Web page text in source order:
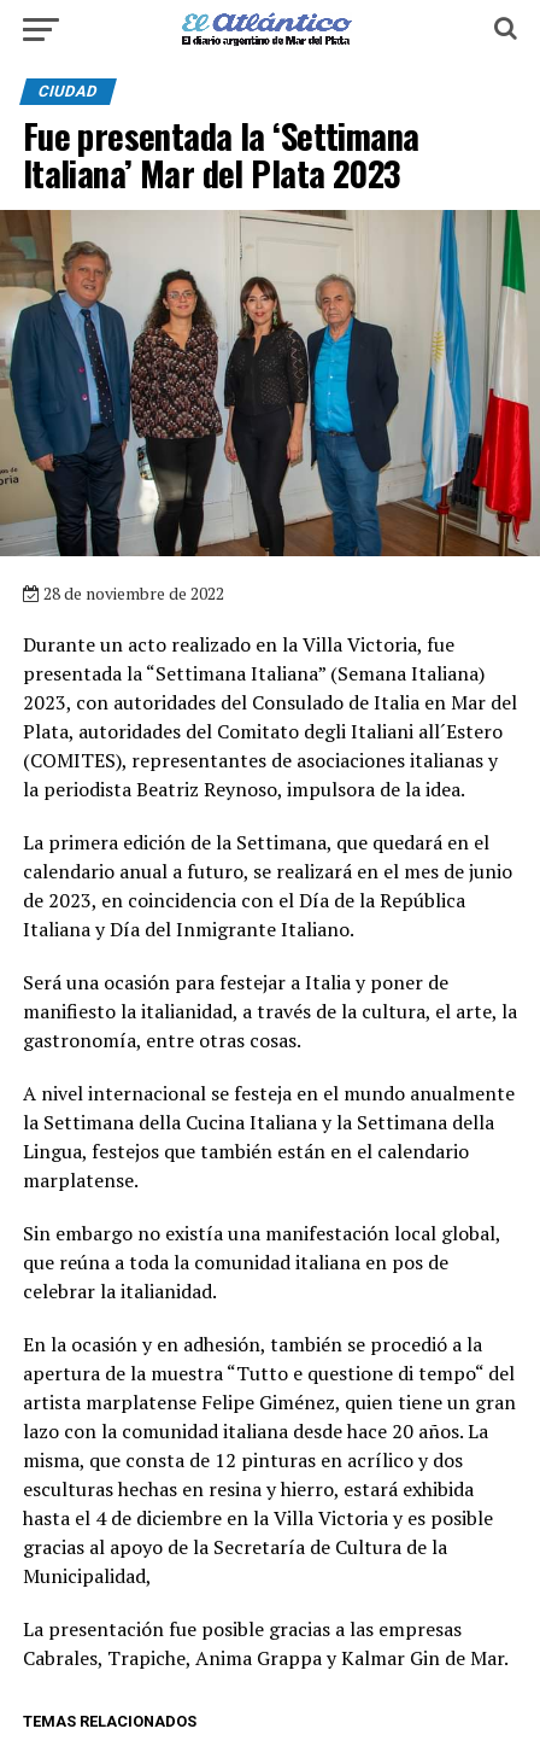
CIUDAD
Fue presentada la ‘Settimana
Italiana’ Mar del Plata 2023
28 de noviembre de 2022
Durante un acto realizado en la Villa Victoria, fue
presentada la “Settimana Italiana” (Semana Italiana)
2023, con autoridades del Consulado de Italia en Mar del
Plata, autoridades del Comitato degli Italiani all´Estero
(COMITES), representantes de asociaciones italianas y
la periodista Beatriz Reynoso, impulsora de la idea.
La primera edición de la Settimana, que quedará en el
calendario anual a futuro, se realizará en el mes de junio
de 2023, en coincidencia con el Día de la República
Italiana y Día del Inmigrante Italiano.
Será una ocasión para festejar a Italia y poner de
manifiesto la italianidad, a través de la cultura, el arte, la
gastronomía, entre otras cosas.
A nivel internacional se festeja en el mundo anualmente
la Settimana della Cucina Italiana y la Settimana della
Lingua, festejos que también están en el calendario
marplatense.
Sin embargo no existía una manifestación local global,
que reúna a toda la comunidad italiana en pos de
celebrar la italianidad.
En la ocasión y en adhesión, también se procedió a la
apertura de la muestra “Tutto e questione di tempo“ del
artista marplatense Felipe Giménez, quien tiene un gran
lazo con la comunidad italiana desde hace 20 años. La
misma, que consta de 12 pinturas en acrílico y dos
esculturas hechas en resina y hierro, estará exhibida
hasta el 4 de diciembre en la Villa Victoria y es posible
gracias al apoyo de la Secretaría de Cultura de la
Municipalidad,
La presentación fue posible gracias a las empresas
Cabrales, Trapiche, Anima Grappa y Kalmar Gin de Mar.
TEMAS RELACIONADOS